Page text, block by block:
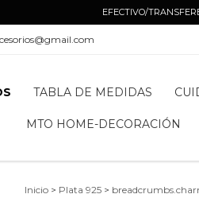
EFECTIVO/
TABLA DE MEDIDAS
MTO HOME-DECORACIÓN
Inicio > Plata 925 >